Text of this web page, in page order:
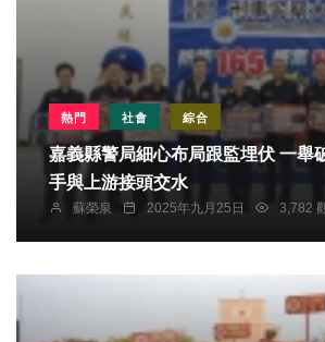
熱門 社會 綜合
嘉義縣警局細心布局跟監埋伏 一舉
手與上游接頭交水
蘇榮泉 2025年九月25日 3,782